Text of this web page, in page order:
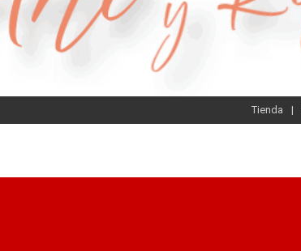
Tienda